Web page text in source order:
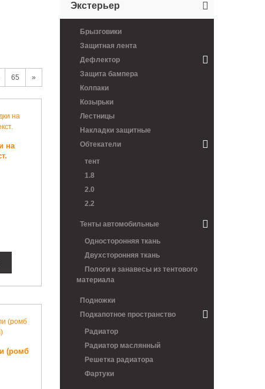
65 »
на
(ромб
Экстерьер
Брызговики
Защитная лента
Дефлектор
Защита бампера
Колпаки
Козырьки
Лестницы
Накладки защитные
Обтекатели
тент
1.8
2.0
2.2
Тенты автомобильные
Односторонняя ткань
Двухсторонняя ткань
Пологи и занавесы из тентового
материала
Подножки
Подкапотное пространство
Радиатор
Радиатор маслянный
Решетка радиатора
Фартуки